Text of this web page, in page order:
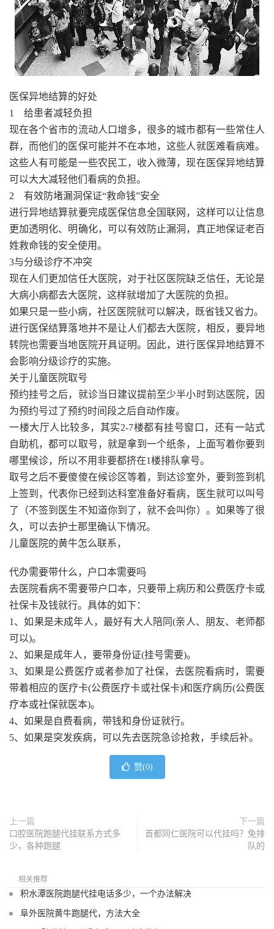
医保异地结算的好处
1 给患者减轻负担
现在各个省市的流动人口增多，很多的城市都有一些常住人
群，而他们的医保可能并不在本地，这些人就医难看病难。
这些人有可能是一些农民工，收入微薄，现在医保异地结算
可以大大减轻他们看病的负担。
2 有效防堵漏洞保证“救命钱”安全
进行异地结算就要完成医保信息全国联网，这样可以让信息
更加透明化、明确化，可以有效防止漏洞，真正地保证老百
姓救命钱的安全使用。
3与分级诊疗不冲突
现在人们更加信任大医院，对于社区医院缺乏信任，无论是
大病小病都去大医院，这样就增加了大医院的负担。
如果只是一些小病，社区医院就可以解决，既省钱又省力。
进行医保结算落地并不是让人们都去大医院，相反，要异地
转院也需要当地医院开具证明。因此，进行医保异地结算不
会影响分级诊疗的实施。
关于儿童医院取号
预约挂号之后，就诊当日建议提前至少半小时到达医院，因
为预约号过了预约时间段之后自动作废。
一楼大厅人比较多，其实2-7楼都有挂号窗口，还有一站式
自助机，都可以取号，就是拿到一个纸条，上面写着你要到
哪里候诊，所以不用非要都挤在1楼排队拿号。
取号之后不要傻傻在候诊区等着，到达诊室外，要到签到机
上签到，代表你已经到达科室准备好看病，医生就可以叫号
了（不签到医生不知道你到了，就不会叫你）。如果等了很
久，可以去护士那里确认下情况。
儿童医院的黄牛怎么联系，
代办需要带什么，户口本需要吗
去医院看病不需要带户口本，只要带上病历和公费医疗卡或
社保卡及钱就行。具体的如下：
1、如果是未成年人，最好有大人陪同(亲人、朋友、老师都
可以)。
2、如果是成年人，要带身份证(挂号需要)。
3、如果是公费医疗或者参加了社保，去医院看病时，需要
带着相应的医疗卡(公费医疗卡或社保卡)和医疗病历(公费医
疗本或社保就医本)。
4、如果是自费看病，带钱和身份证就行。
5、如果是突发疾病，可以先去医院急诊抢救，手续后补。
赞(0)
上一篇
口腔医院跑腿代挂联系方式多
少，各种跑腿
下一篇
首都同仁医院可以代挂吗？免排
队的
相关推荐
积水潭医院跑腿代挂电话多少，一个办法解决
阜外医院黄牛跑腿代，方法大全